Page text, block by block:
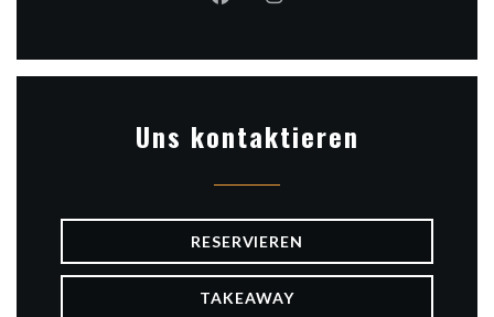
Facebook ((öffnet ein neues
Instagram ((öffnet ein
Uns kontaktieren
RESERVIEREN
TAKEAWAY